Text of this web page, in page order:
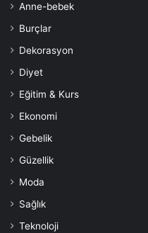
Anne-bebek
Burçlar
Dekorasyon
Diyet
Eğitim & Kurs
Ekonomi
Gebelik
Güzellik
Moda
Sağlık
Teknoloji